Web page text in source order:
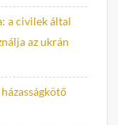
a civilek által
az ukrán